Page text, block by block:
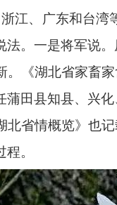
江、广东和台
法。一是将军说
《湖北省家畜
田县知县、兴
省情概览》也
。